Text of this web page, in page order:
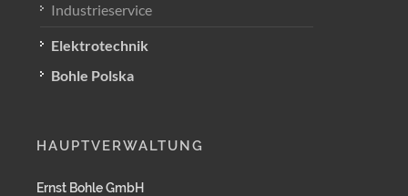
Industrieservice
Elektrotechnik
Bohle Polska
HAUPTVERWALTUNG
Ernst Bohle GmbH